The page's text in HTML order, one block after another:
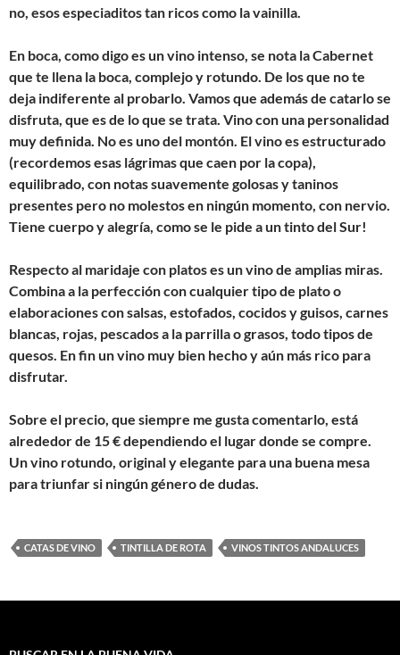
no, esos especiaditos tan ricos como la vainilla.
En boca, como digo es un vino intenso, se nota la Cabernet
que te llena la boca, complejo y rotundo. De los que no te
deja indiferente al probarlo. Vamos que además de catarlo se
disfruta, que es de lo que se trata. Vino con una personalidad
muy definida. No es uno del montón. El vino es estructurado
(recordemos esas lágrimas que caen por la copa),
equilibrado, con notas suavemente golosas y taninos
presentes pero no molestos en ningún momento, con nervio.
Tiene cuerpo y alegría, como se le pide a un tinto del Sur!
Respecto al maridaje con platos es un vino de amplias miras.
Combina a la perfección con cualquier tipo de plato o
elaboraciones con salsas, estofados, cocidos y guisos, carnes
blancas, rojas, pescados a la parrilla o grasos, todo tipos de
quesos. En fin un vino muy bien hecho y aún más rico para
disfrutar.
Sobre el precio, que siempre me gusta comentarlo, está
alrededor de 15 € dependiendo el lugar donde se compre.
Un vino rotundo, original y elegante para una buena mesa
para triunfar si ningún género de dudas.
CATAS DE VINO TINTILLA DE ROTA VINOS TINTOS ANDALUCES